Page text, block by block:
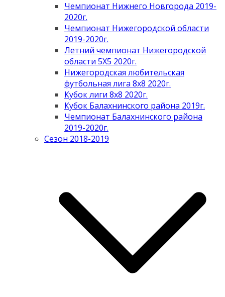
Чемпионат Нижнего Новгорода 2019-
2020г.
Чемпионат Нижегородской области
2019-2020г.
Летний чемпионат Нижегородской
области 5Х5 2020г.
Нижегородская любительская
футбольная лига 8х8 2020г.
Кубок лиги 8х8 2020г.
Кубок Балахнинского района 2019г.
Чемпионат Балахнинского района
2019-2020г.
Сезон 2018-2019